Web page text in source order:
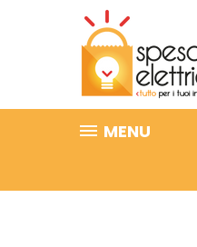
MENU